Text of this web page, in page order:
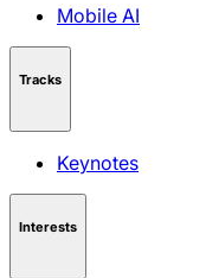
Mobile AI
Tracks
Keynotes
Interests